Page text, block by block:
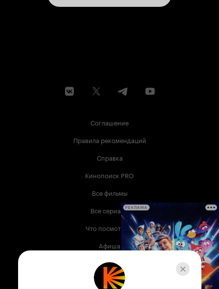
Соглашение
Правила рекомендаций
Справка
Кинопоиск PRO
Все фильмы
Все сериалы
Что посмотреть
Афиша
Музыка
Телепрограмма
РЕКЛАМА